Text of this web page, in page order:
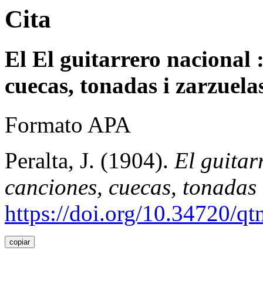
Cita
El El guitarrero nacional
cuecas, tonadas i
Formato APA
Peralta, J. (1904). El
canciones, cuecas,
https://doi.org/10.34720/
copiar